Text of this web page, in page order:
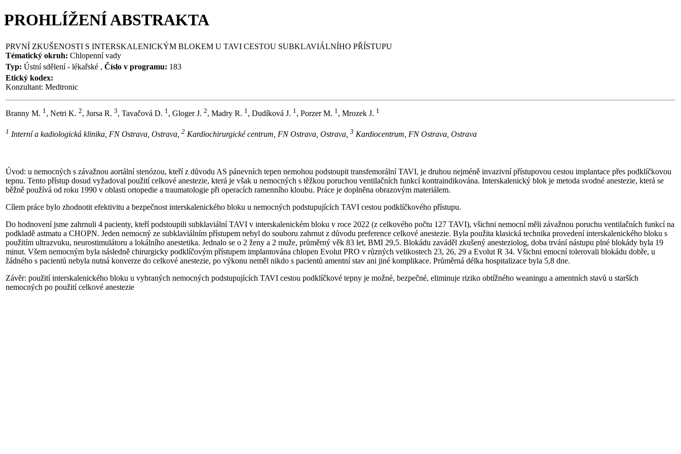
PROHLÍŽENÍ ABSTRAKTA
PRVNÍ ZKUŠENOSTI S INTERSKALENICKÝM BLOKEM U TAVI CESTOU SUBKLAVIÁLNÍHO PŘÍSTUPU
Tématický okruh: Chlopenní vady
Typ: Ústní sdělení - lékařské , Číslo v programu: 183
Etický kodex:
Konzultant: Medtronic
Branny M. 1 , Netri K. 2, Jursa R. 3, Tavačová D. 1 , Gloger J. 2, Madry R. 1 , Dudíková J. 1 , Porzer M. 1 , Mrozek J. 1
1 Interní a kadiologická klinika, FN Ostrava, Ostrava, 2 Kardiochirurgické centrum, FN Ostrava, Ostrava, 3 Kardiocentrum, FN Ostrava, Ostrava
Úvod: u nemocných s závažnou aortální stenózou, kteří z důvodu AS pánevních tepen nemohou podstoupit transfemorální TAVI, je druhou nejméně invazivní přístupovou cestou implantace přes podklíčkovou
tepnu. Tento přístup dosud vyžadoval použití celkové anestezie, která je však u nemocných s těžkou poruchou ventilačních funkcí kontraindikována. Interskalenický blok je metoda svodné anestezie, která se
běžně používá od roku 1990 v oblasti ortopedie a traumatologie při operacích ramenního kloubu. Práce je doplněna obrazovým materiálem.
Cílem práce bylo zhodnotit efektivitu a bezpečnost interskalenického bloku u nemocných podstupujících TAVI cestou podklíčkového přístupu.
Do hodnovení jsme zahrnuli 4 pacienty, kteří podstoupili subklaviální TAVI v interskalenickém bloku v roce 2022 (z celkového počtu 127 TAVI), všichni nemocní měli závažnou poruchu ventilačních funkcí na
podkladě astmatu a CHOPN. Jeden nemocný ze subklaviálním přístupem nebyl do souboru zahrnut z důvodu preference celkové anestezie. Byla použita klasická technika provedení interskalenického bloku s
použitím ultrazvuku, neurostimulátoru a lokálního anestetika. Jednalo se o 2 ženy a 2 muže, průměrný věk 83 let, BMI 29,5. Blokádu zaváděl zkušený anesteziolog, doba trvání nástupu plné blokády byla 19
minut. Všem nemocným byla následně chirurgicky podklíčovým přístupem implantována chlopen Evolut PRO v různých velikostech 23, 26, 29 a Evolut R 34. Všichni emocní tolerovali blokádu dobře, u
žádného s pacientů nebyla nutná konverze do celkové anestezie, po výkonu neměl nikdo s pacientů amentní stav ani jiné komplikace. Průměrná délka hospitalizace byla 5,8 dne.
Závěr: použití interskalenického bloku u vybraných nemocných podstupujících TAVI cestou podklíčkové tepny je možné, bezpečné, eliminuje riziko obtížného weaningu a amentních stavů u starších
nemocných po použití celkové anestezie